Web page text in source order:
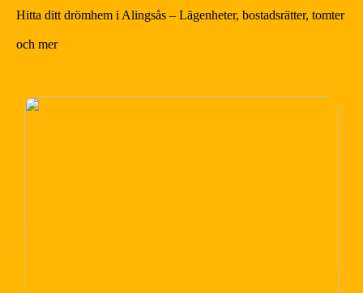
Hitta ditt drömhem i Alingsås – Lägenheter, bostadsrätter, tomter
och mer